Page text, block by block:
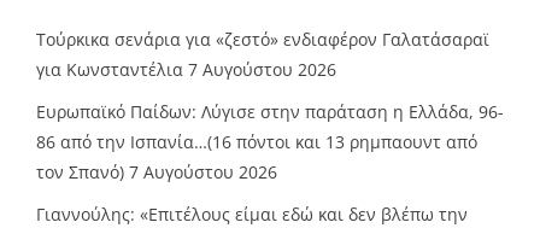
Τούρκικα σενάρια για «ζεστό» ενδιαφέρον Γαλατάσαραϊ
για Κωνσταντέλια 7 Αυγούστου 2026
Ευρωπαϊκό Παίδων: Λύγισε στην παράταση η Ελλάδα, 96-
86 από την Ισπανία…(16 πόντοι και 13 ρημπαουντ από
τον Σπανό) 7 Αυγούστου 2026
Γιαννούλης: «Επιτέλους είμαι εδώ και δεν βλέπω την